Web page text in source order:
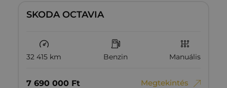
SKODA OCTAVIA
32 415 km Benzin Manuális
7‏‏‎ ‎690‏‏‎ ‎000 Ft Megtekintés